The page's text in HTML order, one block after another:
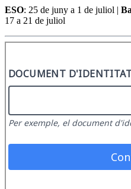
ESO: 25 de juny a 1 de juliol |
17 a 21 de juliol